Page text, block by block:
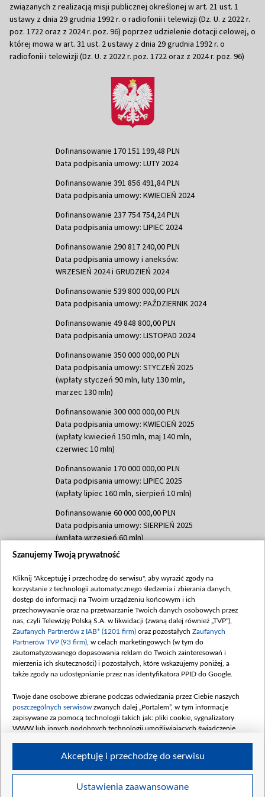
związanych z realizacją misji publicznej określonej w art. 21 ust. 1
ustawy z dnia 29 grudnia 1992 r. o radiofonii i telewizji (Dz. U. z 2022 r.
poz. 1722 oraz z 2024 r. poz. 96) poprzez udzielenie dotacji celowej, o
której mowa w art. 31 ust. 2 ustawy z dnia 29 grudnia 1992 r. o
radiofonii i telewizji (Dz. U. z 2022 r. poz. 1722 oraz z 2024 r. poz. 96)
Dofinansowanie 170 151 199,48 PLN
Data podpisania umowy: LUTY 2024
Dofinansowanie 391 856 491,84 PLN
Data podpisania umowy: KWIECIEŃ 2024
Dofinansowanie 237 754 754,24 PLN
Data podpisania umowy: LIPIEC 2024
Dofinansowanie 290 817 240,00 PLN
Data podpisania umowy i aneksów:
WRZESIEŃ 2024 i GRUDZIEŃ 2024
Dofinansowanie 539 800 000,00 PLN
Data podpisania umowy: PAŹDZIERNIK 2024
Dofinansowanie 49 848 800,00 PLN
Data podpisania umowy: LISTOPAD 2024
Dofinansowanie 350 000 000,00 PLN
Data podpisania umowy: STYCZEŃ 2025
(wpłaty styczeń 90 mln, luty 130 mln,
marzec 130 mln)
Dofinansowanie 300 000 000,00 PLN
Data podpisania umowy: KWIECIEŃ 2025
(wpłaty kwiecień 150 mln, maj 140 mln,
czerwiec 10 mln)
Dofinansowanie 170 000 000,00 PLN
Data podpisania umowy: LIPIEC 2025
(wpłaty lipiec 160 mln, sierpień 10 mln)
Dofinansowanie 60 000 000,00 PLN
Data podpisania umowy: SIERPIEŃ 2025
(wpłata wrzesień 60 mln)
Dofinansowanie 635 783 051,21 PLN
(wpłata wrzesień 100 mln, październik 350
mln, listopad 265 mln)
Dofinansowanie 48 862 000,00 PLN
Data podpisania umowy: GRUDZIEŃ 2025
(wpłata grudzień 60,548 mln)
Dofinansowanie 900 000 000,00 PLN
Data podpisania umowy: LUTY 2026 (wpłata
kwiecień 180 mln, 7 maja 180 mln, 8
czerwca 90 mln)
Dofinansowanie 250 000 000,00 PLN
4 sierpnia 250 mln
Szanujemy Twoją prywatność
Kliknij "Akceptuję i przechodzę do serwisu", aby wyrazić zgody na
korzystanie z technologii automatycznego śledzenia i zbierania danych,
dostęp do informacji na Twoim urządzeniu końcowym i ich
przechowywanie oraz na przetwarzanie Twoich danych osobowych przez
nas, czyli Telewizję Polską S.A. w likwidacji (zwaną dalej również „TVP”),
Zaufanych Partnerów z IAB* (1201 firm) oraz pozostałych Zaufanych
Partnerów TVP (93 firm) , w celach marketingowych (w tym do
zautomatyzowanego dopasowania reklam do Twoich zainteresowań i
mierzenia ich skuteczności) i pozostałych, które wskazujemy poniżej, a
także zgody na udostępnianie przez nas identyfikatora PPID do Google.
Twoje dane osobowe zbierane podczas odwiedzania przez Ciebie naszych
poszczególnych serwisów zwanych dalej „Portalem”, w tym informacje
zapisywane za pomocą technologii takich jak: pliki cookie, sygnalizatory
WWW lub innych podobnych technologii umożliwiających świadczenie
Twoje dane osobowe zbierane podczas odwiedzania przez Ciebie
Ustawienia zaawansowane
Akceptuję i przechodzę do serwisu